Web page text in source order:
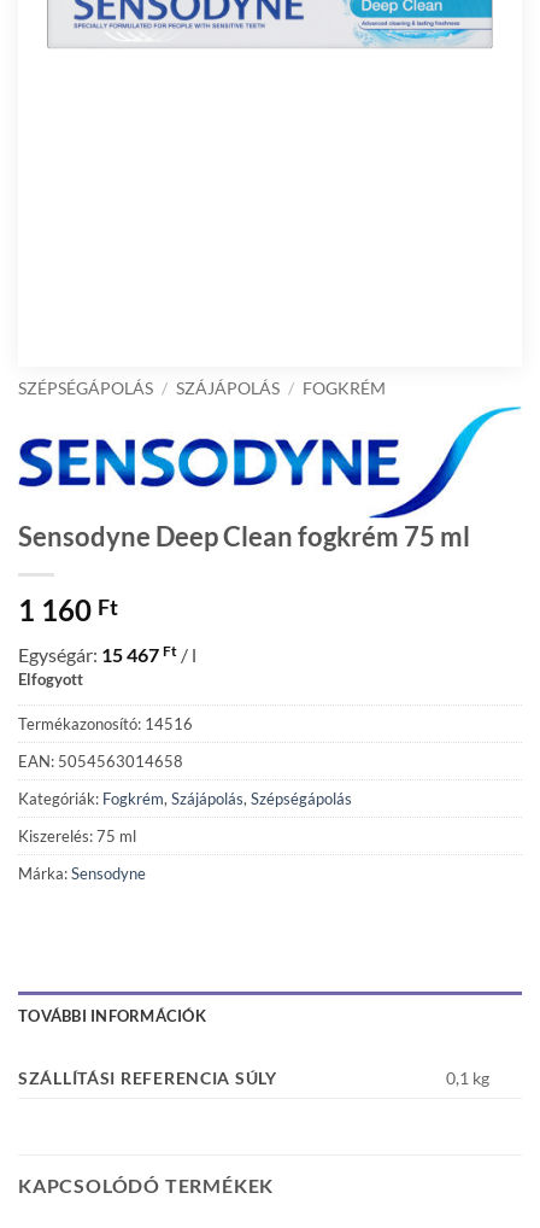
SZÉPSÉGÁPOLÁS / SZÁJÁPOLÁS / FOGKRÉM
Sensodyne Deep Clean fogkrém 75 ml
1 160 Ft
Egységár: 15 467 Ft / l
Elfogyott
Termékazonosító: 14516
EAN: 5054563014658
Kategóriák: Fogkrém, Szájápolás, Szépségápolás
Kiszerelés: 75 ml
Márka:Sensodyne
TOVÁBBI INFORMÁCIÓK
SZÁLLÍTÁSI REFERENCIA SÚLY 0,1 kg
KAPCSOLÓDÓ TERMÉKEK